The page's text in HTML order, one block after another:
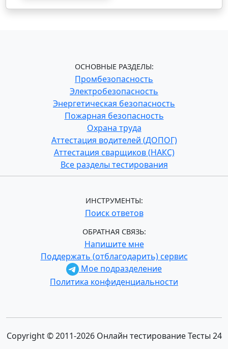
ОСНОВНЫЕ РАЗДЕЛЫ:
Промбезопасность
Электробезопасность
Энергетическая безопасность
Пожарная безопасность
Охрана труда
Аттестация водителей (ДОПОГ)
Аттестация сварщиков (НАКС)
Все разделы тестирования
ИНСТРУМЕНТЫ:
Поиск ответов
ОБРАТНАЯ СВЯЗЬ:
Напишите мне
Поддержать (отблагодарить) сервис
Мое подразделение
Политика конфиденциальности
Copyright © 2011-2026 Онлайн тестирование Тесты 24